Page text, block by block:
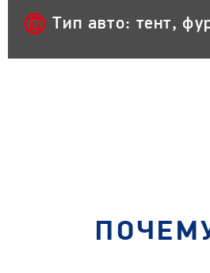
Тип авто: тент,